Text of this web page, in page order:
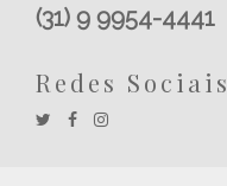
(31) 9 9954-4441
Redes Sociais